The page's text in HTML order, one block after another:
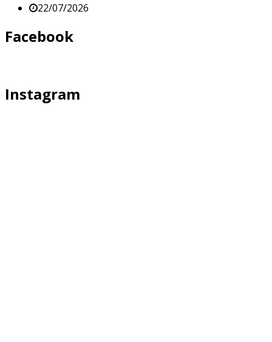
22/07/2026
Facebook
Instagram